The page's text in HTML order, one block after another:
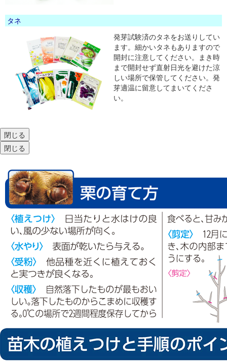
タネ
発芽試験済のタネをお送りしてい
ます。細かいタネもありますので
開封に注意してください。まき時
まで開封せず直射日光を避けた涼
しい場所で保管してください。発
芽適温に留意してまいてくださ
い。
閉じる
閉じる